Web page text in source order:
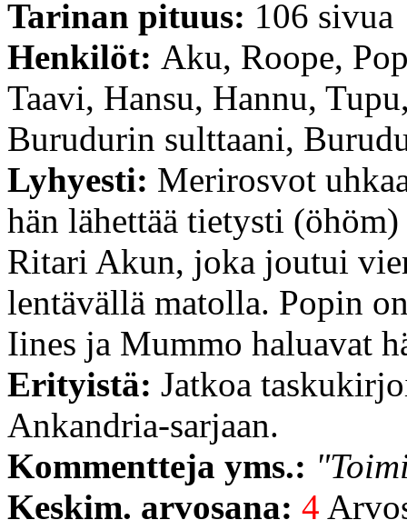
Tarinan pituus: 106 sivua
Henkilöt: Aku, Roope,
Taavi, Hansu, Hannu,
Burudurin sulttaani,
Lyhyesti: Merirosvot
hän lähettää tietysti
Ritari Akun, joka joutui
lentävällä matolla. Popin
Iines ja Mummo haluavat
Erityistä: Jatkoa
Ankandria-sarjaan.
Kommentteja yms.:
Keskim. arvosana: 4